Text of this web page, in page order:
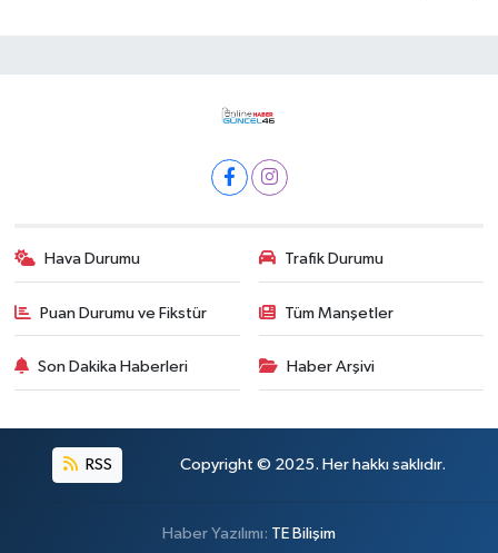
Hava Durumu Trafik Durumu
Puan Durumu ve Fikstür Tüm Manşetler
Son Dakika Haberleri Haber Arşivi
RSS Copyright © 2025. Her hakkı saklıdır.
Haber Yazılımı: TE Bilişim